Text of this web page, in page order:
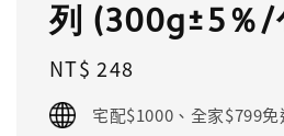
列 (300g±5％/
Regular
price
NT$ 248
宅配$1000、全家$799免